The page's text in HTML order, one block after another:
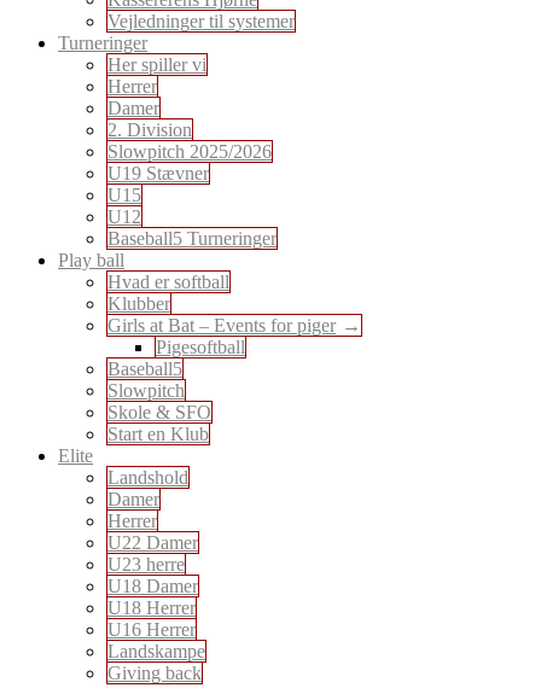
Vejledninger til systemer
Turneringer
Her spiller vi
Herrer
Damer
2. Division
Slowpitch 2025/2026
U19 Stævner
U15
U12
Baseball5 Turneringer
Play ball
Hvad er softball
Klubber
Girls at Bat – Events for piger
Pigesoftball
Baseball5
Slowpitch
Skole & SFO
Start en Klub
Elite
Landshold
Damer
Herrer
U22 Damer
U23 herre
U18 Damer
U18 Herrer
U16 Herrer
Landskampe
Giving back